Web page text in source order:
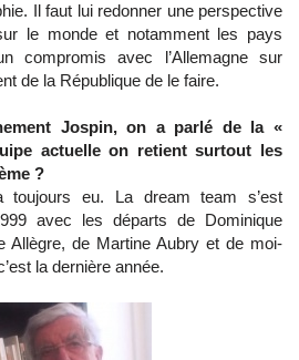
Il faut lui redonner une perspective
le monde et notamment les pays
compromis avec l’Allemagne sur
de la République de le faire.
Jospin, on a parlé de la «
actuelle on retient surtout les
?
eu. La dream team s’est
avec les départs de Dominique
Allègre, de Martine Aubry et de moi-
la dernière année.